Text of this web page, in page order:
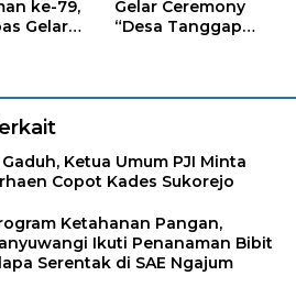
ke-79,
Gelar
Gelar Ceremony
“Desa Tanggap
Ketua Umum PJI Minta
Copot Kades Sukorejo
Ketahanan Pangan,
Ikuti Penanaman Bibit
Serentak di SAE Ngajum